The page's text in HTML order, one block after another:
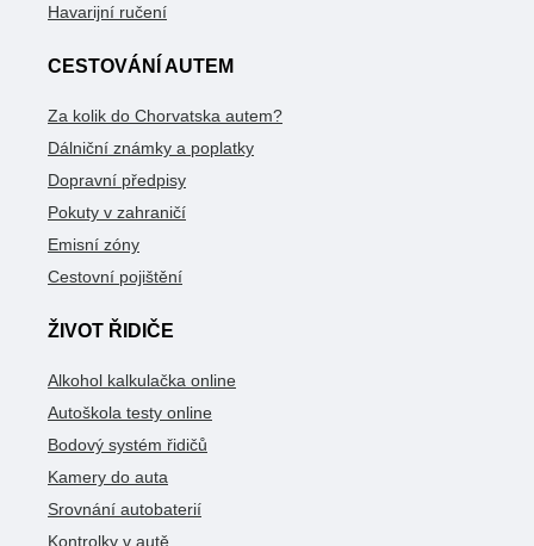
Havarijní ručení
CESTOVÁNÍ AUTEM
Za kolik do Chorvatska autem?
Dálniční známky a poplatky
Dopravní předpisy
Pokuty v zahraničí
Emisní zóny
Cestovní pojištění
ŽIVOT ŘIDIČE
Alkohol kalkulačka online
Autoškola testy online
Bodový systém řidičů
Kamery do auta
Srovnání autobaterií
Kontrolky v autě